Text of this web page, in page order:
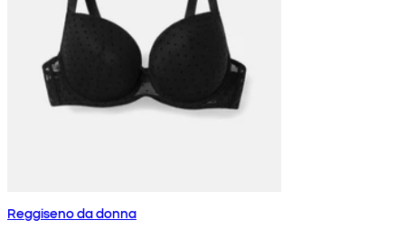
Reggiseno da donna